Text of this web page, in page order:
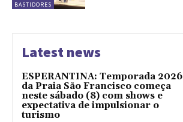
BASTIDORES
Latest news
ESPERANTINA: Temporada 2026
da Praia São Francisco começa
neste sábado (8) com shows e
expectativa de impulsionar o
turismo